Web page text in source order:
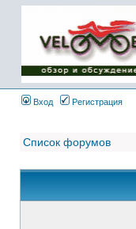
Имя пользователя:
Пароль:
{ LOG_ME_IN_SHORT
}
Вход
Регистрация
Список форумов